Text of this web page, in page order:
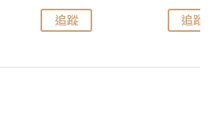
追蹤 追蹤